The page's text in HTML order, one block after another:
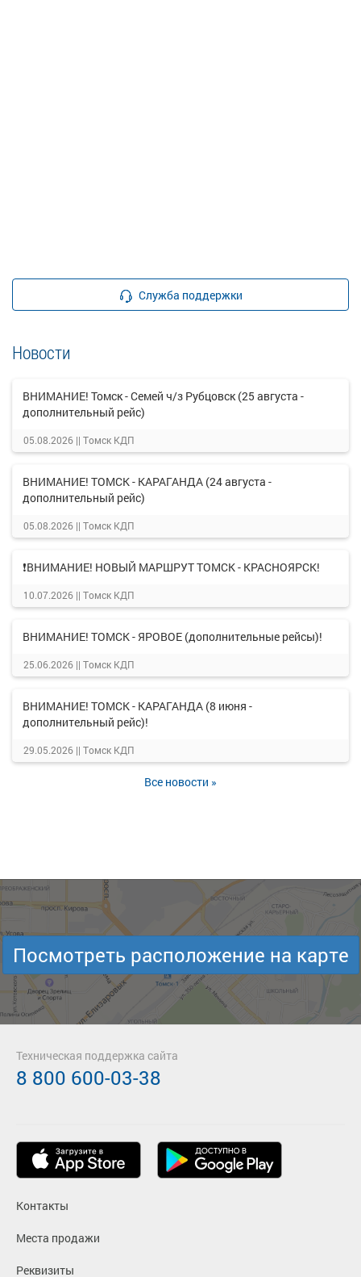
Служба поддержки
Новости
ВНИМАНИЕ! Томск - Семей ч/з Рубцовск (25 августа -
дополнительный рейс)
05.08.2026 || Томск КДП
ВНИМАНИЕ! ТОМСК - КАРАГАНДА (24 августа -
дополнительный рейс)
05.08.2026 || Томск КДП
❗ВНИМАНИЕ! НОВЫЙ МАРШРУТ ТОМСК - КРАСНОЯРСК!
10.07.2026 || Томск КДП
ВНИМАНИЕ! ТОМСК - ЯРОВОЕ (дополнительные рейсы)!
25.06.2026 || Томск КДП
ВНИМАНИЕ! ТОМСК - КАРАГАНДА (8 июня -
дополнительный рейс)!
29.05.2026 || Томск КДП
Все новости »
Посмотреть расположение на карте
Контакты
Места продажи
Реквизиты
Техническая поддержка сайта
8 800 600-03-38